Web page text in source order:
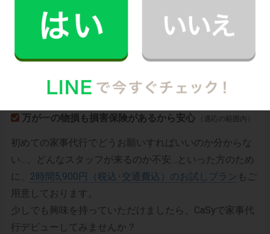
CaSyは、1時間2,790円(税込)からお使いいただけるカン
タン･便利･あんしんなお掃除代行･お料理代行サービスで
スマホだけで24時間365日依頼可能 （電話･事前訪問なし）
万が一の物損も損害保険があるから安心
（適応の範囲内）
初めての家事代行でどうお願いすればいいのか分からな
い…、どんなスタッフが来るのか不安…といった方のため
に、 2時間5,900円（税込･交通費込）のお試しプラン もご
用意しております。
少しでも興味を持っていただけましたら、CaSyで家事代
行デビューしてみませんか？